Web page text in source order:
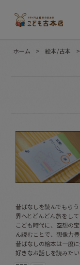
ホーム > 絵本/古本 >
昔ばなしを読んでもら
界へとどんどん旅をして
こども時代に、空想の
ん読むことで、想像力
昔ばなしの絵本は一度
好きなお話しを読みた